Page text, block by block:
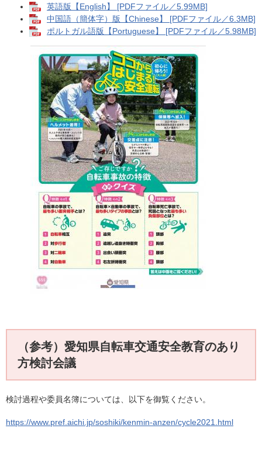
英語版【English】 [PDFファイル／5.99MB]
中国語（簡体字）版【Chinese】 [PDFファイル／6.3MB]
ポルトガル語版【Portuguese】 [PDFファイル／5.98MB]
（参考）愛知県自転車交通安全教育のあり
方検討会議
検討過程や委員名簿については、以下を御覧ください。
https://www.pref.aichi.jp/soshiki/kenmin-anzen/cycle2021.html